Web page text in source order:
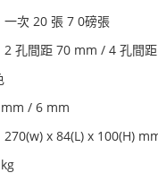
一次 20 張 7 0磅張
2 孔間距 70 mm / 4 孔間
/ 6 mm
270(w) x 84(L) x 100(H)